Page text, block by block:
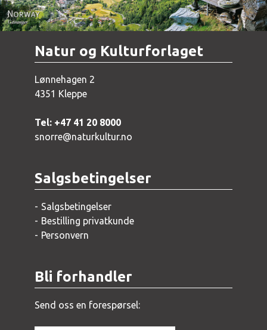
Natur og Kulturforlaget
Lønnehagen 2
4351 Kleppe
Tel: +47 41 20 8000
snorre@naturkultur.no
Salgsbetingelser
Salgsbetingelser
Bestilling privatkunde
Personvern
Bli forhandler
Send oss en forespørsel: